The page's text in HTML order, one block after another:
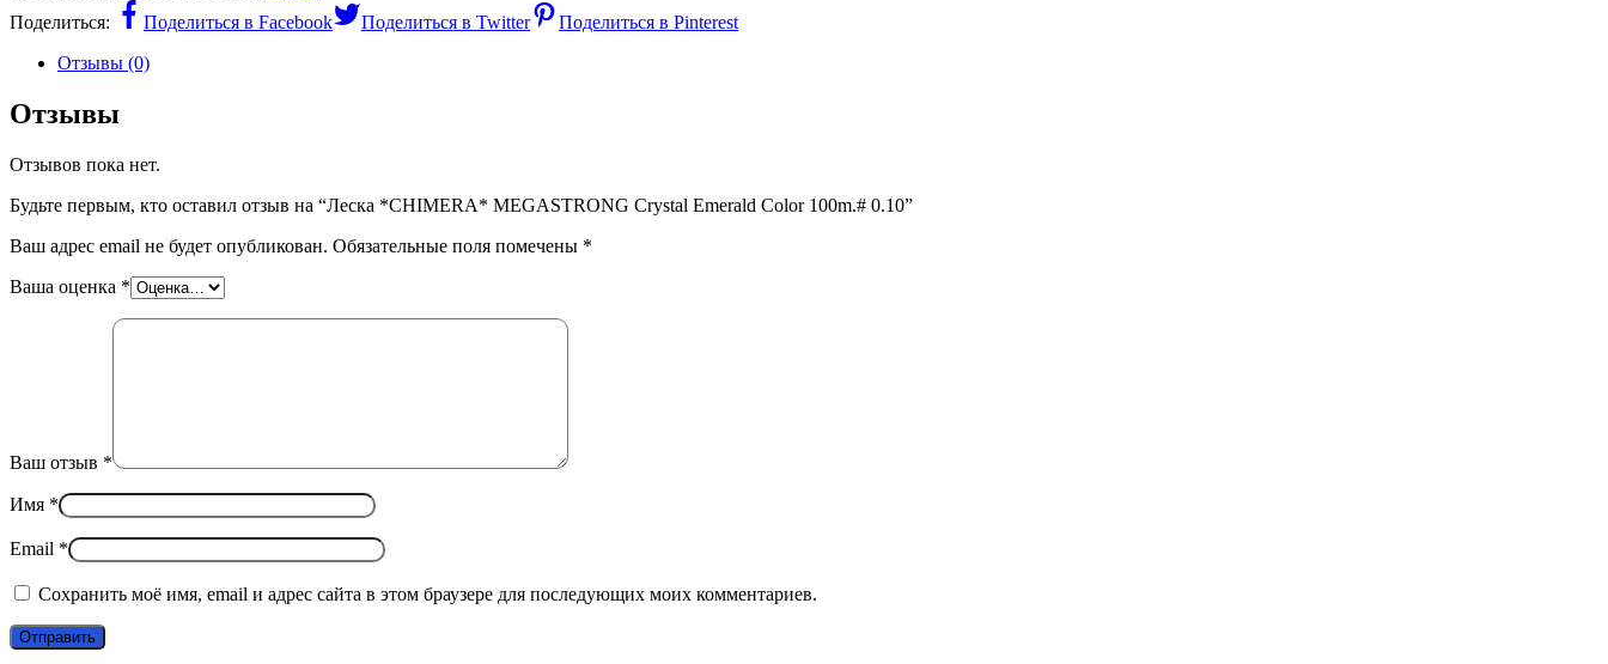
Поделиться:
Поделиться в Facebook Поделиться в Twitter
Поделиться в Pinterest
Отзывы (0)
Отзывы
Отзывов пока нет.
Будьте первым, кто оставил отзыв на “Леска *CHIMERA* MEGASTRONG Crystal Emerald Color 100m.# 0.10”
Ваш адрес email не будет опубликован. Обязательные поля помечены *
Ваша оценка *
Ваш отзыв *
Имя *
Email *
Сохранить моё имя, email и адрес сайта в этом браузере для последующих моих комментариев.